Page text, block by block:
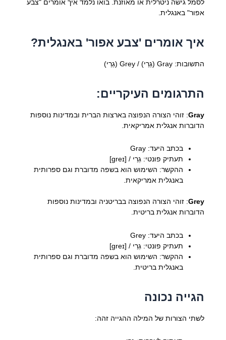
לסמל גישה ניטרלית או מאוזנת. בואו נלמד איך אומרים "צבע
אפור" באנגלית.
איך אומרים 'צבע אפור' באנגלית?
התשובות: Gray (גְרֵי) / Grey (גְרֵי)
התרגומים העיקריים:
Gray: זוהי הצורה הנפוצה בארצות הברית ובמדינות נוספות
הדוברות אנגלית אמריקאית.
בכתב היעד: Gray
תעתיק פונטי: גְרֵי / [greɪ]
ההקשר: השימוש הוא בשפה מדוברת וגם ספרותית
באנגלית אמריקאית.
Grey: זוהי הצורה הנפוצה בבריטניה ובמדינות נוספות
הדוברות אנגלית בריטית.
בכתב היעד: Grey
תעתיק פונטי: גְרֵי / [greɪ]
ההקשר: השימוש הוא בשפה מדוברת וגם ספרותית
באנגלית בריטית.
הגייה נכונה
לשתי הצורות של המילה ההגייה זהה: